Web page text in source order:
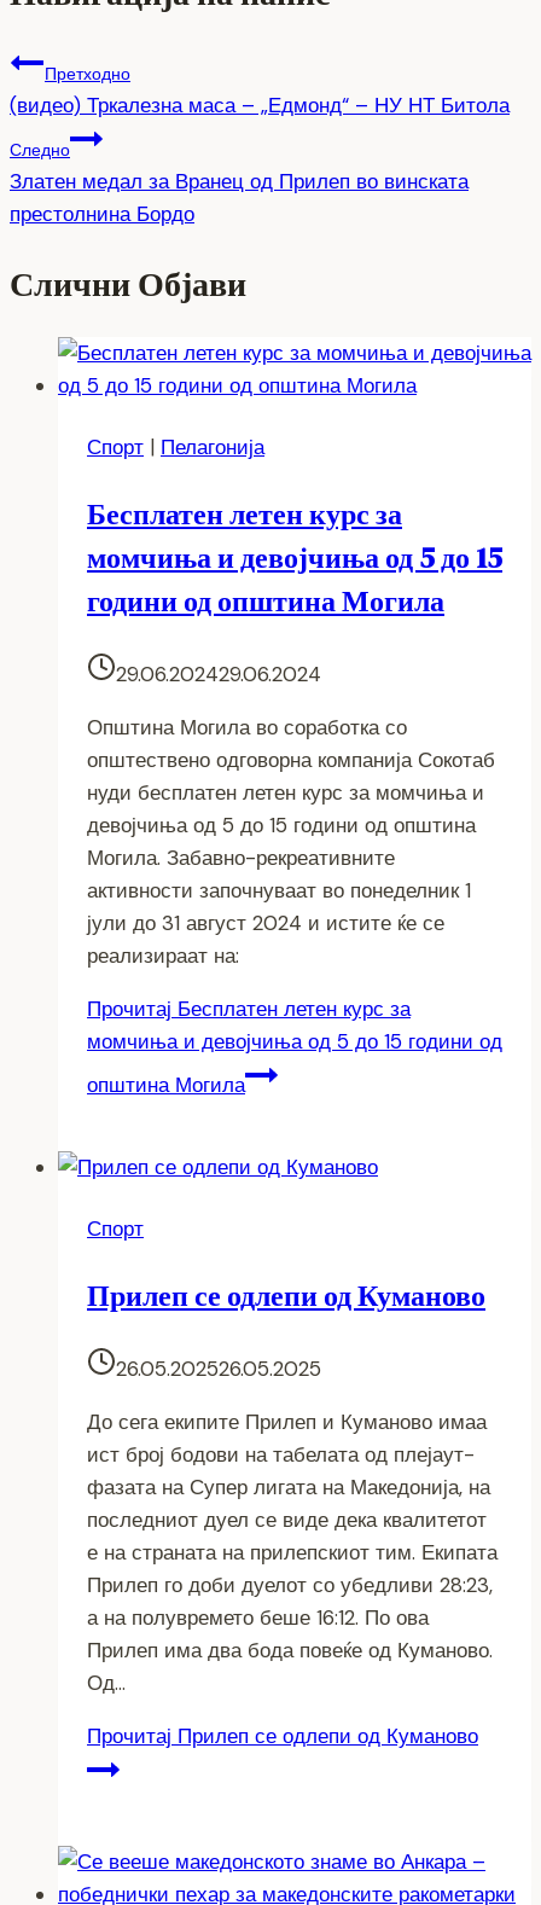
Претходно
(видео) Тркалезна маса – „Едмонд“ – НУ НТ Битола
Следно
Златен медал за Вранец од Прилеп во винската
престолнина Бордо
Слични Објави
Спорт | Пелагонија
Бесплатен летен курс за
момчиња и девојчиња од 5 до 15
години од општина Могила
29.06.202429.06.2024
Општина Могила во соработка со
општествено одговорна компанија Сокотаб
нуди бесплатен летен курс за момчиња и
девојчиња од 5 до 15 години од општина
Могила. Забавно-рекреативните
активности започнуваат во понеделник 1
јули до 31 август 2024 и истите ќе се
реализираат на:
Прочитај Бесплатен летен курс за
момчиња и девојчиња од 5 до 15 години од
општина Могила
Спорт
Прилеп се одлепи од Куманово
26.05.202526.05.2025
До сега екипите Прилеп и Куманово имаа
ист број бодови на табелата од плејаут-
фазата на Супер лигата на Македонија, на
последниот дуел се виде дека квалитетот
е на страната на прилепскиот тим. Екипата
Прилеп го доби дуелот со убедливи 28:23,
а на полувремето беше 16:12. По ова
Прилеп има два бода повеќе од Куманово.
Од…
Прочитај Прилеп се одлепи од Куманово